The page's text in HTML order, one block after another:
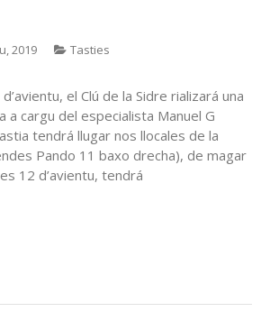
2019 Tasties
el Clú de la Sidre rializará una
a cargu del especialista Manuel G
tendrá llugar nos llocales de la
Pando 11 baxo drecha), de magar
12 d’avientu, tendrá